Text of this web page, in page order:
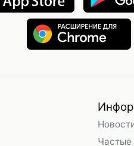
Частые